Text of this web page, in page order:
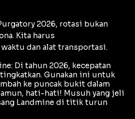
2026, rotasi bukan
Kita harus
dan alat transportasi.
Di tahun 2026, kecepatan
Gunakan ini untuk
ke puncak bukit dalam
hati-hati! Musuh yang jeli
Landmine di titik turun